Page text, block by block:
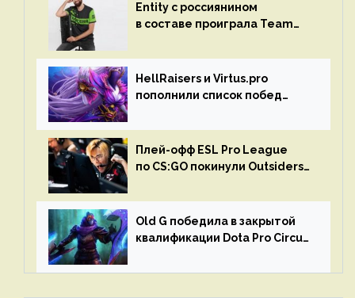
Entity с россиянином
в составе проиграла Team
HellRaisers и Virtus.pro
пополнили список побед
Плей-офф ESL Pro League
по CS:GO покинули Outsiders
Old G победила в закрытой
квалификации Dota Pro Circuit